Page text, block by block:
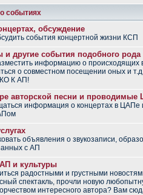
событиях
обсуждение
события концертной жизни КСП
и другие события подобного рода
информацию о
о совместном посещении оных и
К АП!
авторской песни и
информация о концертах в ЦАПе
объявления о звукозаписи,
с АП
и культуры
радостными и грустными
спектакль, прочли новую
интересного автора? Вам